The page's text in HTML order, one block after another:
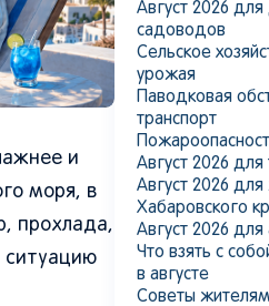
и
моря, в
прохлада,
ситуацию
Август 2026 для
садоводов
Сельское
урожая
Паводковая
транспорт
Август 2026 для
Август 2026
Хабаровского
Август 2026
Что взять с
в августе
Советы жителям